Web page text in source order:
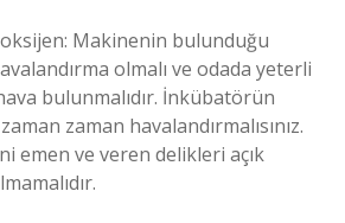
oksijen: Makinenin bulunduğu
olmalı ve odada yeterli
bulunmalıdır. İnkübatörün
zaman havalandırmalısınız.
emen ve veren delikleri açık